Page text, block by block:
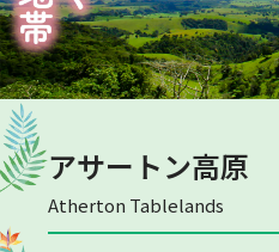
アサートン高原
Atherton Tablelands